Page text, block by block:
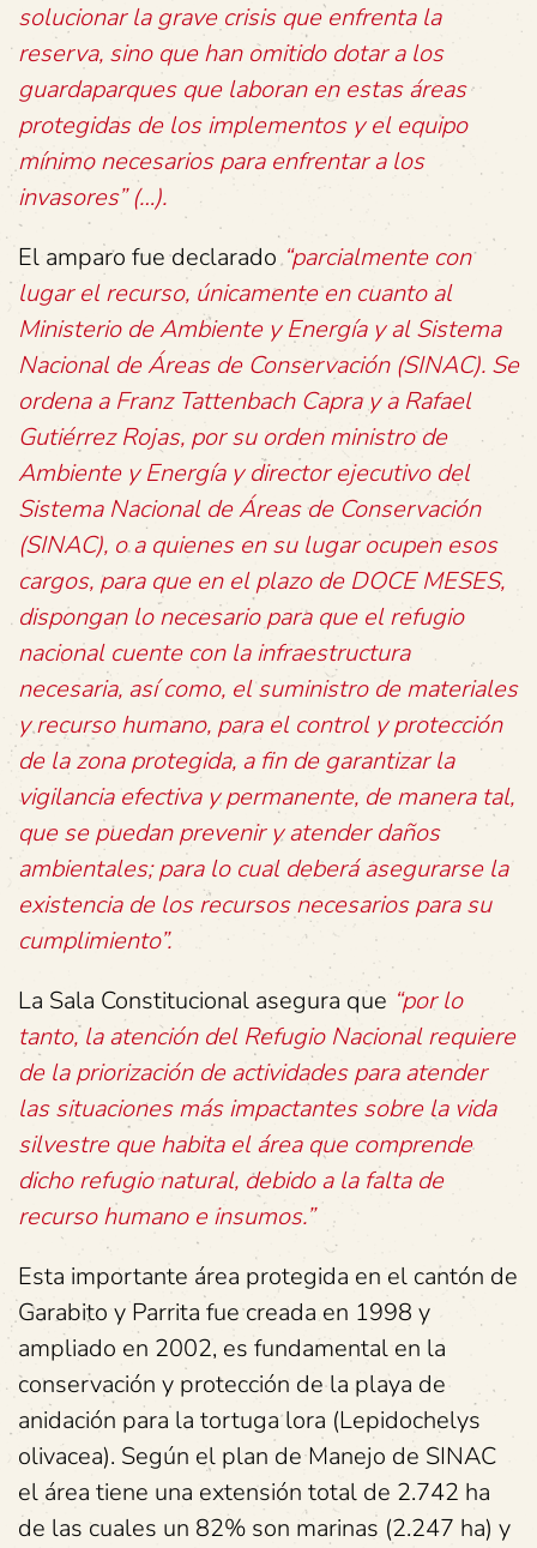
solucionar la grave crisis que enfrenta la
reserva, sino que han omitido dotar a los
guardaparques que laboran en estas áreas
protegidas de los implementos y el equipo
mínimo necesarios para enfrentar a los
invasores” (…).
El amparo fue declarado“parcialmente con
lugar el recurso, únicamente en cuanto al
Ministerio de Ambiente y Energía y al Sistema
Nacional de Áreas de Conservación (SINAC). Se
ordena a Franz Tattenbach Capra y a Rafael
Gutiérrez Rojas, por su orden ministro de
Ambiente y Energía y director ejecutivo del
Sistema Nacional de Áreas de Conservación
(SINAC), o a quienes en su lugar ocupen esos
cargos, para que en el plazo de DOCE MESES,
dispongan lo necesario para que el refugio
nacional cuente con la infraestructura
necesaria, así como, el suministro de materiales
y recurso humano, para el control y protección
de la zona protegida, a fin de garantizar la
vigilancia efectiva y permanente, de manera tal,
que se puedan prevenir y atender daños
ambientales; para lo cual deberá asegurarse la
existencia de los recursos necesarios para su
cumplimiento”.
La Sala Constitucional asegura que “por lo
tanto, la atención del Refugio Nacional requiere
de la priorización de actividades para atender
las situaciones más impactantes sobre la vida
silvestre que habita el área que comprende
dicho refugio natural, debido a la falta de
recurso humano e insumos.”
Esta importante área protegida en el cantón de
Garabito y Parrita fue creada en 1998 y
ampliado en 2002, es fundamental en la
conservación y protección de la playa de
anidación para la tortuga lora (Lepidochelys
olivacea). Según el plan de Manejo de SINAC
el área tiene una extensión total de 2.742 ha
de las cuales un 82% son marinas (2.247 ha) y